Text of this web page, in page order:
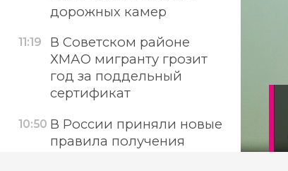
дорожных камер
11:19
В Советском районе
ХМАО мигранту грозит
год за поддельный
сертификат
10:50 В России приняли новые
правила получения